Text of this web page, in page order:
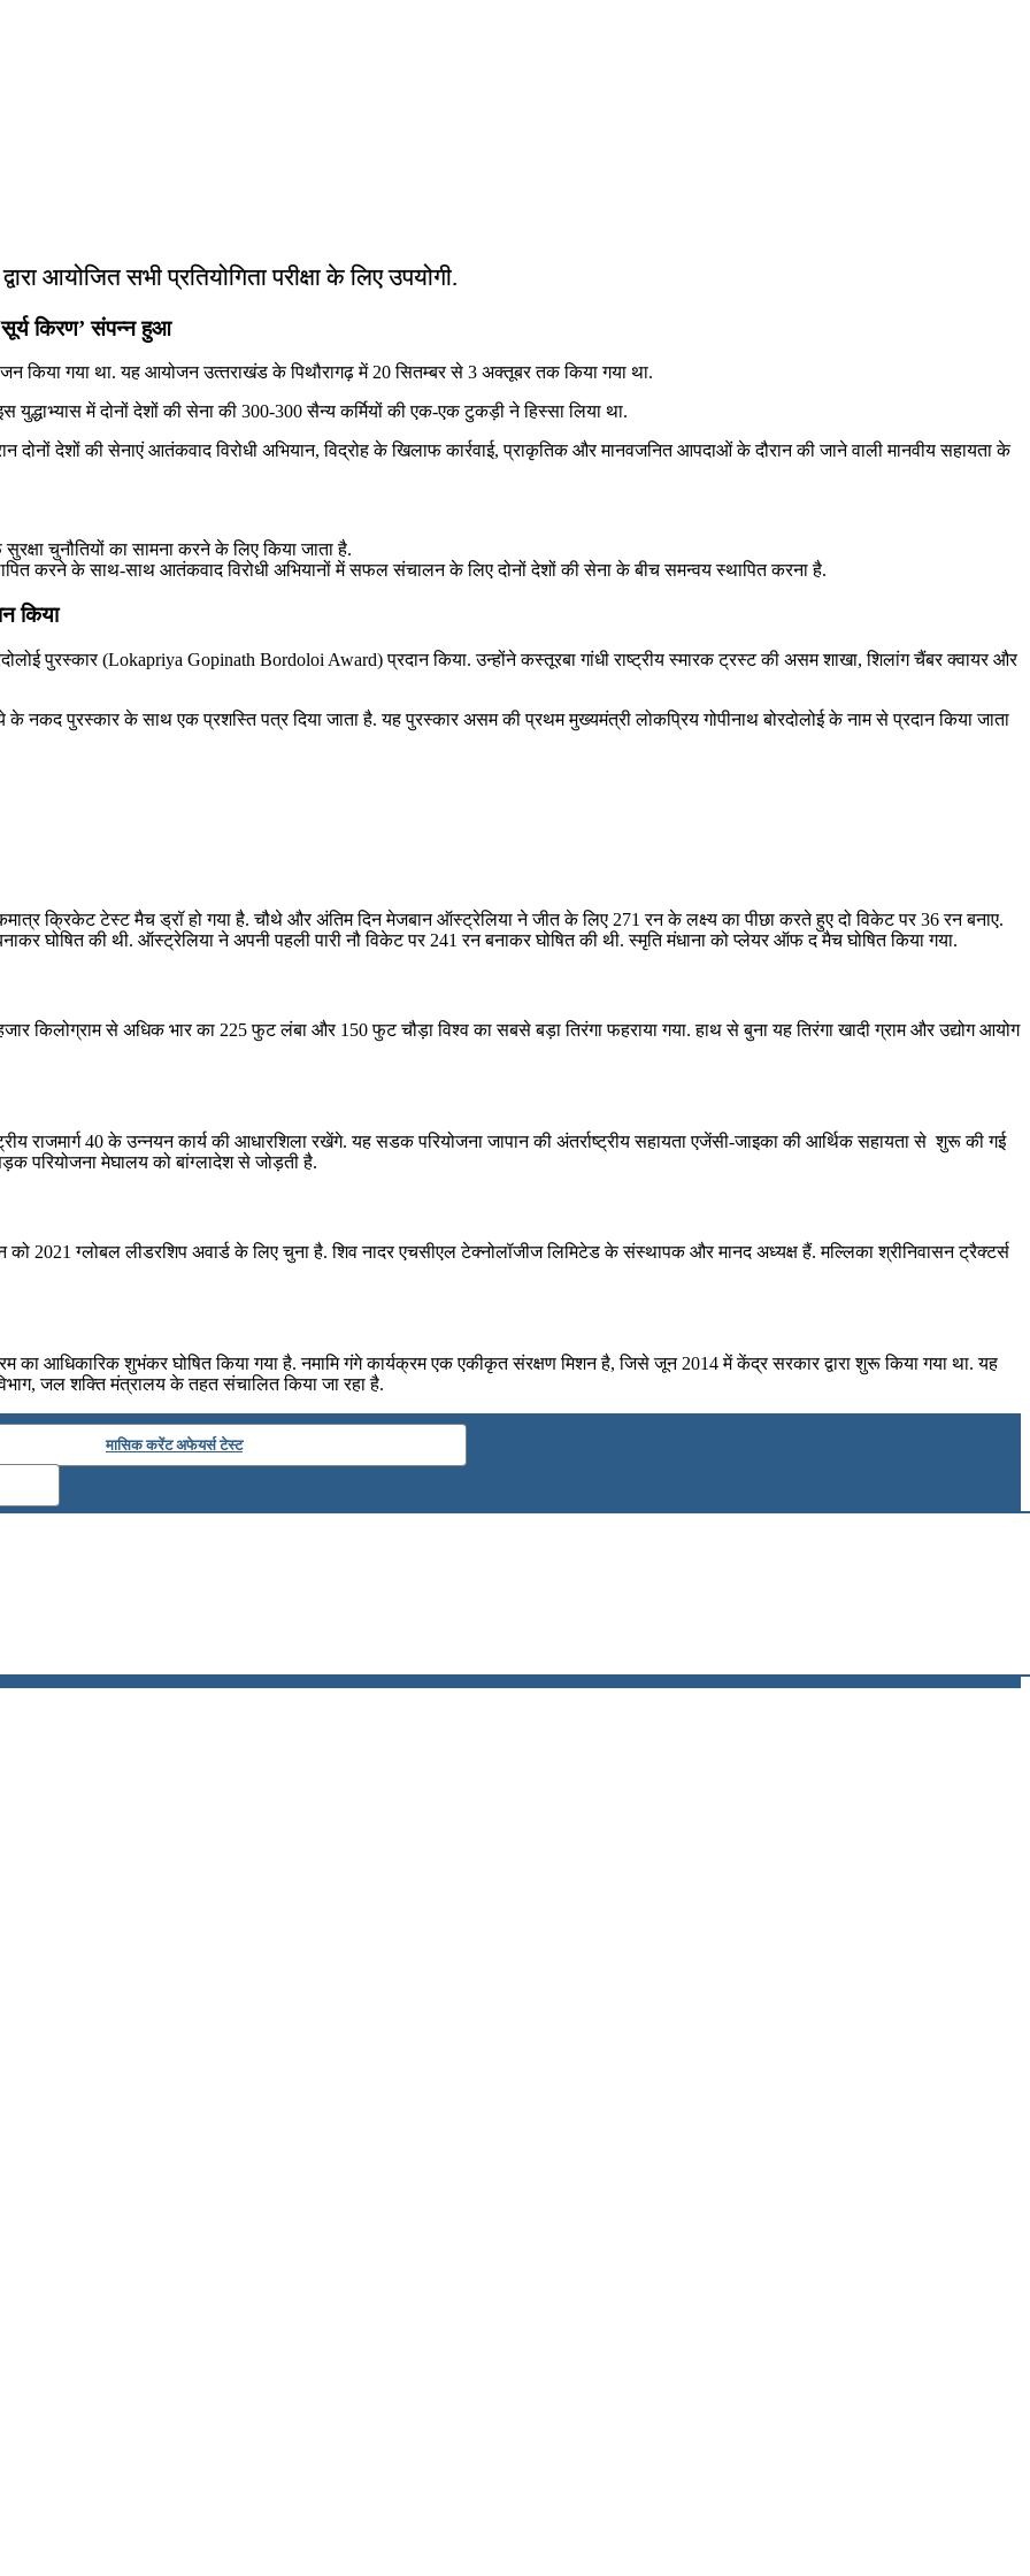
आयोजित सभी प्रतियोगिता परीक्षा के लिए उपयोगी.
किरण’ संपन्‍न हुआ
किया गया था. यह आयोजन उत्‍तराखंड के पिथौरागढ़ में 20 सितम्बर से 3 अक्तूबर तक किया गया था.
में दोनों देशों की सेना की 300-300 सैन्य कर्मियों की एक-एक टुकड़ी ने हिस्सा लिया था.
देशों की सेनाएं आतंकवाद विरोधी अभियान, विद्रोह के खिलाफ कार्रवाई, प्राकृतिक और मानवजनित आपदाओं के दौरान की जाने वाली मानवीय सहायता के
चुनौतियों का सामना करने के लिए किया जाता है.
करने के साथ-साथ आतंकवाद विरोधी अभियानों में सफल संचालन के लिए दोनों देशों की सेना के बीच समन्वय स्थापित करना है.
किया
पुरस्कार (Lokapriya Gopinath Bordoloi Award) प्रदान किया. उन्होंने कस्तूरबा गांधी राष्ट्रीय स्मारक ट्रस्ट की असम शाखा, शिलांग चैंबर क्वायर और
पुरस्कार के साथ एक प्रशस्ति पत्र दिया जाता है. यह पुरस्कार असम की प्रथम मुख्यमंत्री लोकप्रिय गोपीनाथ बोरदोलोई के नाम से प्रदान किया जाता
क्रिकेट टेस्‍ट मैच ड्रॉ हो गया है. चौथे और अंतिम दिन मेजबान ऑस्‍ट्रेलिया ने जीत के लिए 271 रन के लक्ष्‍य का पीछा करते हुए दो विकेट पर 36 रन बनाए.
घोषित की थी. ऑस्‍ट्रेलिया ने अपनी पहली पारी नौ विकेट पर 241 रन बनाकर घोषित की थी. स्मृति मंधाना को प्लेयर ऑफ द मैच घोषित किया गया.
किलोग्राम से अधि‍क भार का 225 फुट लंबा और 150 फुट चौड़ा विश्व का सबसे बड़ा तिरंगा फहराया गया. हाथ से बुना यह तिरंगा खादी ग्राम और उद्योग आयोग
राजमार्ग 40 के उन्नयन कार्य की आधारशिला रखेंगे. यह सडक परियोजना जापान की अंतर्राष्ट्रीय सहायता एजेंसी-जाइका की आर्थिक सहायता से शुरू की गई
परियोजना मेघालय को बांग्लादेश से जोड़ती है.
2021 ग्लोबल लीडरशिप अवार्ड के लिए चुना है. शिव नादर एचसीएल टेक्नोलॉजीज लिमिटेड के संस्थापक और मानद अध्यक्ष हैं. मल्लिका श्रीनिवासन ट्रैक्टर्स
का आधिकारिक शुभंकर घोषित किया गया है. नमामि गंगे कार्यक्रम एक एकीकृत संरक्षण मिशन है, जिसे जून 2014 में केंद्र सरकार द्वारा शुरू किया गया था. यह
जल शक्ति मंत्रालय के तहत संचालित किया जा रहा है.
मासिक करेंट अफेयर्स टेस्ट